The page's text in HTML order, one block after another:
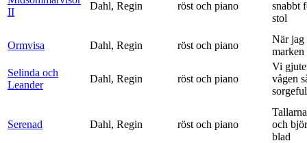
II
Dahl, Regin röst och piano
snabbt
stol
Ormvisa Dahl, Regin röst och piano
När jag
marken
Selinda och
Leander
Dahl, Regin röst och piano
Vi
vågen
Serenad Dahl, Regin röst och piano
och
blad